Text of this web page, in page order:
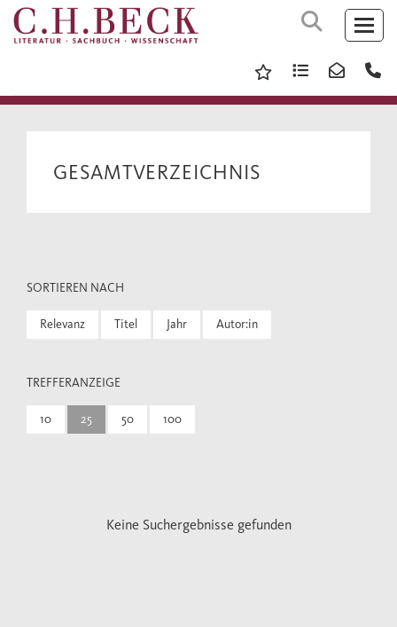
GESAMTVERZEICHNIS
SORTIEREN NACH
Relevanz Titel Jahr Autor:in
TREFFERANZEIGE
10 25 50 100
Keine Suchergebnisse gefunden